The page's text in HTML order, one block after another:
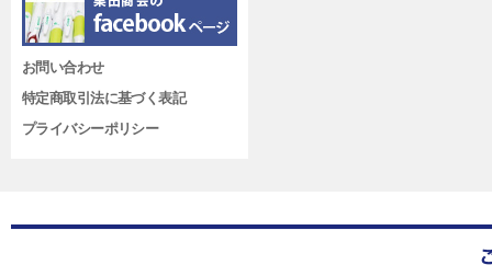
お問い合わせ
特定商取引法に基づく表記
プライバシーポリシー